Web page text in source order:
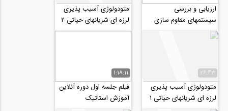
ارزیابی و بررسی
سیستمهای مقاوم سازی
هتل آزادی
متودولوژی آسیب پذیری
لرزه ای شریانهای حیاتی ۲
26:43
متودولوژی آسیب پذیری
لرزه ای شریانهای حیاتی ۱
1:18:11
فیلم جلسه اول دوره آنلاین
آموزش استاتیک